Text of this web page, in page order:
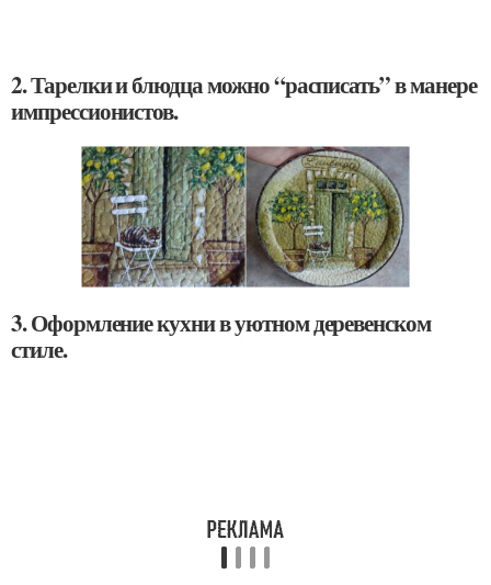
2. Тарелки и блюдца можно “расписать” в манере
импрессионистов.
3. Оформление кухни в уютном деревенском
стиле.